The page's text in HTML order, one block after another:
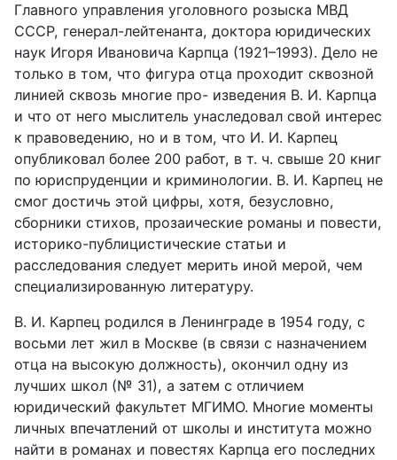
Главного управления уголовного розыска МВД
СССР, генерал-лейтенанта, доктора юридических
наук Игоря Ивановича Карпца (1921–1993). Дело не
только в том, что фигура отца проходит сквозной
линией сквозь многие про- изведения В. И. Карпца
и что от него мыслитель унаследовал свой интерес
к правоведению, но и в том, что И. И. Карпец
опубликовал более 200 работ, в т. ч. свыше 20 книг
по юриспруденции и криминологии. В. И. Карпец не
смог достичь этой цифры, хотя, безусловно,
сборники стихов, прозаические романы и повести,
историко-публицистические статьи и
расследования сле­дует мерить иной мерой, чем
специализированную литературу.
В. И. Карпец родился в Ленинграде в 1954 году, с
восьми лет жил в Москве (в связи с назначением
отца на высокую должность), окончил одну из
лучших школ (№ 31), а затем с отличием
юридический факультет МГИМО. Многие моменты
личных впечатлений от школы и института можно
найти в романах и повестях Карпца его последних